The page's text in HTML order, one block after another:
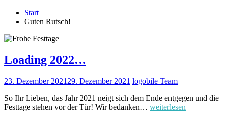
Start
Guten Rutsch!
Loading 2022…
23. Dezember 2021 29. Dezember 2021 logobile Team
So Ihr Lieben, das Jahr 2021 neigt sich dem Ende entgegen und die
Festtage stehen vor der Tür! Wir bedanken… weiterlesen